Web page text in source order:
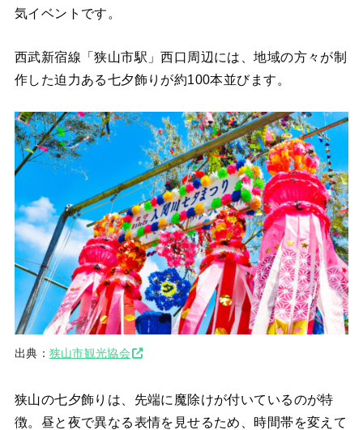
気イベントです。
西武新宿線「狭山市駅」西口周辺には、地域の方々が制
作した迫力ある七夕飾りが約100本並びます。
出典： 狭山市観光協会
狭山の七夕飾りは、先端に魔除けが付いているのが特
徴。昼と夜で異なる表情を見せるため、時間帯を変えて